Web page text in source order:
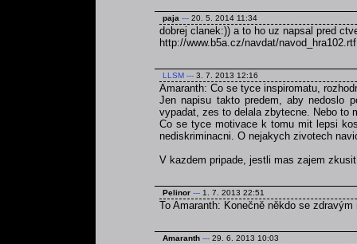
paja --- 20. 5. 2014 11:34
dobrej clanek:)) a to ho uz napsal pred
http://www.b5a.cz/navdat/navod_hra102.rtf
LLSM --- 3. 7. 2013 12:16
Amaranth: Co se tyce inspiromatu,
Jen napisu takto predem, aby nedoslo
vypadat, zes to delala zbytecne. Nebo to
Co se tyce motivace k tomu mit lepsi
nediskriminacni. O nejakych zivotech
V kazdem pripade, jestli mas zajem
Pelinor --- 1. 7. 2013 22:51
To Amaranth: Konečně někdo se zdravým
Amaranth --- 29. 6. 2013 10:03